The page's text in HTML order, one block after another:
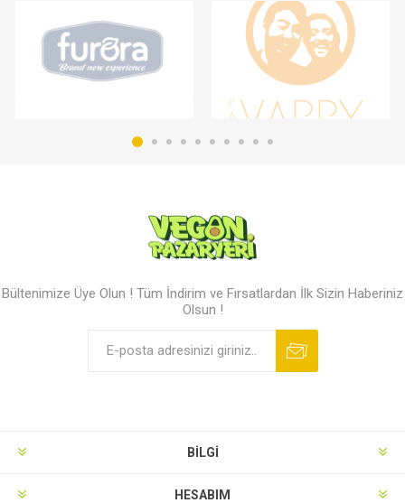
Bültenimize Üye Olun ! Tüm İndirim ve Fırsatlardan İlk Sizin Haberiniz
Olsun !
BILGI
HESABIM